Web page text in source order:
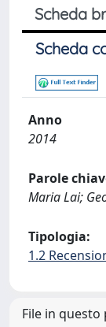
Scheda
Scheda
Anno
2014
Parole
Maria Lai;
Tipologia:
1.2
File in